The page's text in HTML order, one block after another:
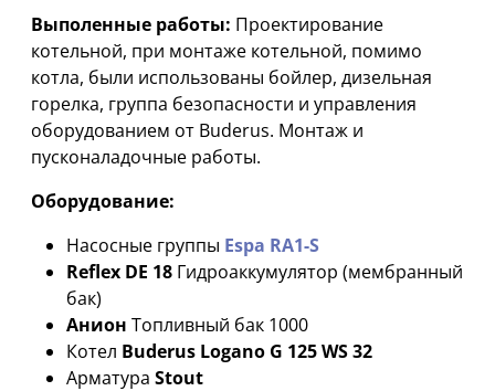
Выполенные работы: Проектирование
котельной, при монтаже котельной, помимо
котла, были использованы бойлер, дизельная
горелка, группа безопасности и управления
оборудованием от Buderus. Монтаж и
пусконаладочные работы.
Оборудование:
Насосные группы Espa RA1-S
Reflex DE 18 Гидроаккумулятор (мембранный
бак)
Анион Топливный бак 1000
Котел Buderus Logano G 125 WS 32
Арматура Stout